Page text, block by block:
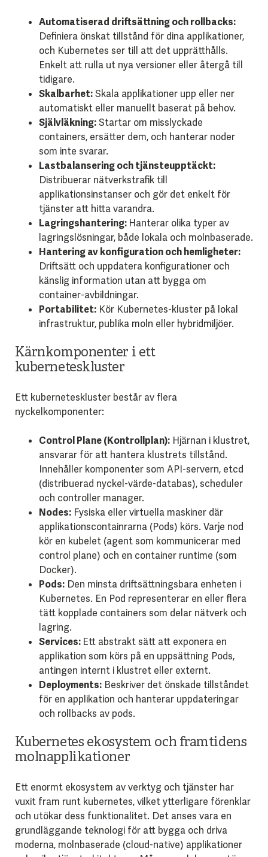
Automatiserad driftsättning och rollbacks:
Definiera önskat tillstånd för dina applikationer,
och Kubernetes ser till att det upprätthålls.
Enkelt att rulla ut nya versioner eller återgå till
tidigare.
Skalbarhet:Skala applikationer upp eller ner
automatiskt eller manuellt baserat på behov.
Självläkning:Startar om misslyckade
containers, ersätter dem, och hanterar noder
som inte svarar.
Lastbalansering och tjänsteupptäckt:
Distribuerar nätverkstrafik till
applikationsinstanser och gör det enkelt för
tjänster att hitta varandra.
Lagringshantering: Hanterar olika typer av
lagringslösningar, både lokala och molnbaserade.
Hantering av konfiguration och hemligheter:
Driftsätt och uppdatera konfigurationer och
känslig information utan att bygga om
container-avbildningar.
Portabilitet:Kör Kubernetes-kluster på lokal
infrastruktur, publika moln eller hybridmiljöer.
Kärnkomponenter i ett
kuberneteskluster
Ett kuberneteskluster består av flera
nyckelkomponenter:
Control Plane (Kontrollplan):Hjärnan i klustret,
ansvarar för att hantera klustrets tillstånd.
Innehåller komponenter som API-servern, etcd
(distribuerad nyckel-värde-databas), scheduler
och controller manager.
Nodes:Fysiska eller virtuella maskiner där
applikationscontainrarna (Pods) körs. Varje nod
kör en kubelet (agent som kommunicerar med
control plane) och en container runtime (som
Docker).
Pods:Den minsta driftsättningsbara enheten i
Kubernetes. En Pod representerar en eller flera
tätt kopplade containers som delar nätverk och
lagring.
Services: Ett abstrakt sätt att exponera en
applikation som körs på en uppsättning Pods,
antingen internt i klustret eller externt.
Deployments:Beskriver det önskade tillståndet
för en applikation och hanterar uppdateringar
och rollbacks av pods.
Kubernetes ekosystem och framtidens
molnapplikationer
Ett enormt ekosystem av verktyg och tjänster har
vuxit fram runt kubernetes, vilket ytterligare förenklar
och utökar dess funktionalitet. Det anses vara en
grundläggande teknologi för att bygga och driva
moderna, molnbaserade (cloud-native) applikationer